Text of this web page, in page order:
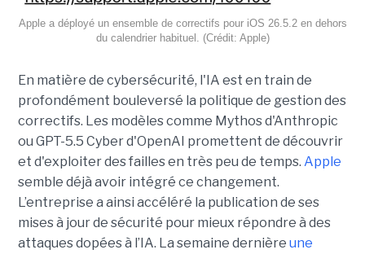
Apple a déployé un ensemble de correctifs pour iOS 26.5.2 en dehors
du calendrier habituel. (Crédit: Apple)
En matière de cybersécurité, l'IA est en train de
profondément bouleversé la politique de gestion des
correctifs. Les modèles comme Mythos d'Anthropic
ou GPT-5.5 Cyber d'OpenAI promettent de découvrir
et d'exploiter des failles en très peu de temps. Apple
semble déjà avoir intégré ce changement.
L’entreprise a ainsi accéléré la publication de ses
mises à jour de sécurité pour mieux répondre à des
attaques dopées à l’IA. La semaine dernière une